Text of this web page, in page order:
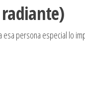
persona especial lo